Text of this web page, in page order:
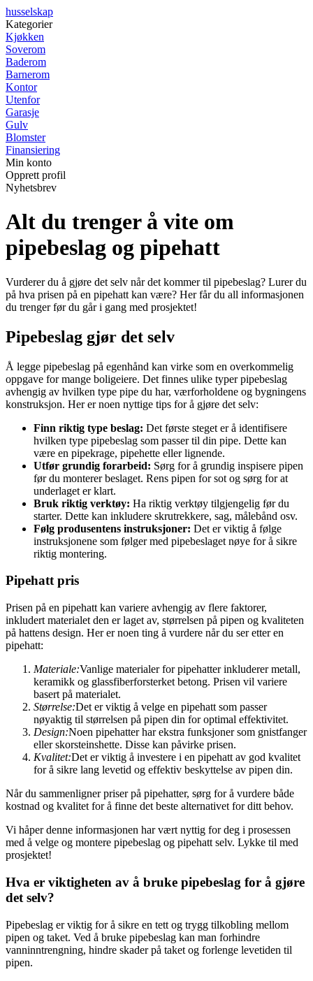
husselskap
Kategorier
Kjøkken
Soverom
Baderom
Barnerom
Kontor
Utenfor
Garasje
Gulv
Blomster
Finansiering
Min konto
Opprett profil
Nyhetsbrev
Alt du trenger å vite om
pipebeslag og pipehatt
Vurderer du å gjøre det selv når det kommer til pipebeslag? Lurer du
på hva prisen på en pipehatt kan være? Her får du all informasjonen
du trenger før du går i gang med prosjektet!
Pipebeslag gjør det selv
Å legge pipebeslag på egenhånd kan virke som en overkommelig
oppgave for mange boligeiere. Det finnes ulike typer pipebeslag
avhengig av hvilken type pipe du har, værforholdene og bygningens
konstruksjon. Her er noen nyttige tips for å gjøre det selv:
Finn riktig type beslag: Det første steget er å identifisere
hvilken type pipebeslag som passer til din pipe. Dette kan
være en pipekrage, pipehette eller lignende.
Utfør grundig forarbeid: Sørg for å grundig inspisere pipen
før du monterer beslaget. Rens pipen for sot og sørg for at
underlaget er klart.
Bruk riktig verktøy: Ha riktig verktøy tilgjengelig før du
starter. Dette kan inkludere skrutrekkere, sag, målebånd osv.
Følg produsentens instruksjoner: Det er viktig å følge
instruksjonene som følger med pipebeslaget nøye for å sikre
riktig montering.
Pipehatt pris
Prisen på en pipehatt kan variere avhengig av flere faktorer,
inkludert materialet den er laget av, størrelsen på pipen og kvaliteten
på hattens design. Her er noen ting å vurdere når du ser etter en
pipehatt:
Materiale:Vanlige materialer for pipehatter inkluderer metall,
keramikk og glassfiberforsterket betong. Prisen vil variere
basert på materialet.
Størrelse:Det er viktig å velge en pipehatt som passer
nøyaktig til størrelsen på pipen din for optimal effektivitet.
Design:Noen pipehatter har ekstra funksjoner som gnistfanger
eller skorsteinshette. Disse kan påvirke prisen.
Kvalitet:Det er viktig å investere i en pipehatt av god kvalitet
for å sikre lang levetid og effektiv beskyttelse av pipen din.
Når du sammenligner priser på pipehatter, sørg for å vurdere både
kostnad og kvalitet for å finne det beste alternativet for ditt behov.
Vi håper denne informasjonen har vært nyttig for deg i prosessen
med å velge og montere pipebeslag og pipehatt selv. Lykke til med
prosjektet!
Hva er viktigheten av å bruke pipebeslag for å gjøre
det selv?
Pipebeslag er viktig for å sikre en tett og trygg tilkobling mellom
pipen og taket. Ved å bruke pipebeslag kan man forhindre
vanninntrengning, hindre skader på taket og forlenge levetiden til
pipen.